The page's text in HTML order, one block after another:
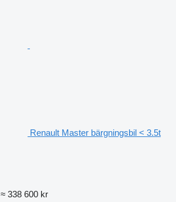
Renault Master bärgningsbil < 3.5t
≈ 338 600 kr